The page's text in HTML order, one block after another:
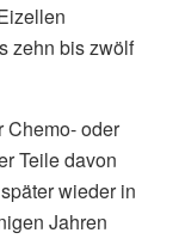
zehn bis zwölf
Chemo- oder
Teile davon
wieder in
Jahren